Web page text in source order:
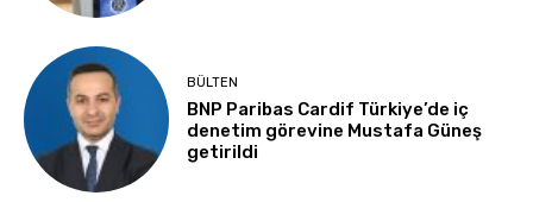
BÜLTEN
BNP Paribas Cardif Türkiye’de iç
denetim görevine Mustafa Güneş
getirildi